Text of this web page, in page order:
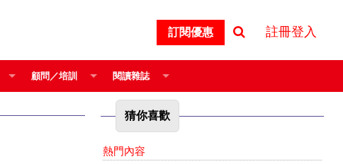
訂閱優惠 註冊登入
顧問／培訓 閱讀雜誌
猜你喜歡
熱門內容